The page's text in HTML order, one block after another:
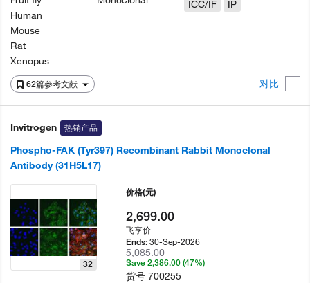
62篇参考文献 对比
Human
Mouse
Rat
Xenopus
ICC/IF
IP
Invitrogen 热销产品
Phospho-FAK (Tyr397) Recombinant Rabbit Monoclonal
Antibody (31H5L17)
32
价格(元)
2,699.00
飞享价
Ends:30-Sep-2026
5,085.00
Save 2,386.00 (47%)
货号700255